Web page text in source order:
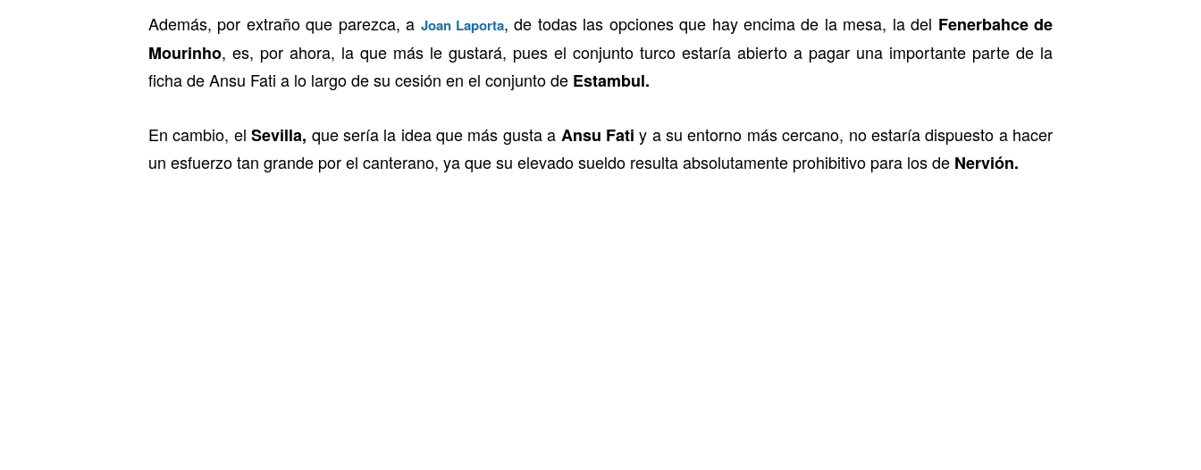
Además, por extraño que parezca, a Joan Laporta, de todas las opciones que hay encima de la mesa, la del Fenerbahce de
Mourinho, es, por ahora, la que más le gustará, pues el conjunto turco estaría abierto a pagar una importante parte de la
ficha de Ansu Fati a lo largo de su cesión en el conjunto de Estambul.
En cambio, elSevilla, que sería la idea que más gusta a Ansu Fati y a su entorno más cercano, no estaría dispuesto a hacer
un esfuerzo tan grande por el canterano, ya que su elevado sueldo resulta absolutamente prohibitivo para los de Nervión.